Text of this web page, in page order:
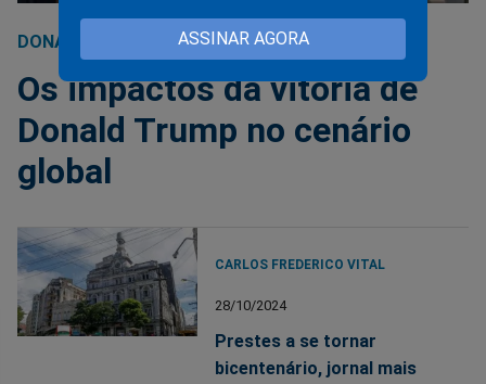
ASSINAR AGORA
DONALD TRUMP 08/11/2024
Os impactos da vitória de
Donald Trump no cenário
global
CARLOS FREDERICO VITAL
28/10/2024
Prestes a se tornar
bicentenário, jornal mais